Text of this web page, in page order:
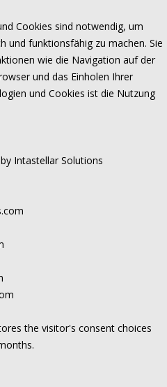
Cookies sind notwendig, um
und funktionsfähig zu machen. Sie
wie die Navigation auf der
und das Einholen Ihrer
und Cookies ist die Nutzung
Intastellar Solutions
the visitor's consent choices